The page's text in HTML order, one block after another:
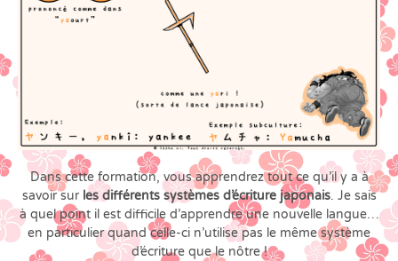
Dans cette formation, vous apprendrez tout ce qu’il y a à
savoir surles différents systèmes d’écriture japonais. Je sais
à quel point il est difficile d’apprendre une nouvelle langue…
en particulier quand celle-ci n’utilise pas le même système
d’écriture que le nôtre !